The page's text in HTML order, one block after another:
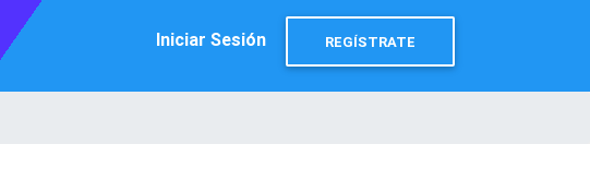
Iniciar Sesión REGÍSTRATE